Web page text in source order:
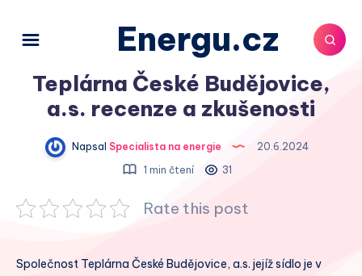
Energu.cz
Teplárna České Budějovice,
a.s. recenze a zkušenosti
Napsal Specialista na energie
20.6.2024
1 min čtení
31
Rate this post
Společnost Teplárna České Budějovice, a.s. jejíž sídlo je v